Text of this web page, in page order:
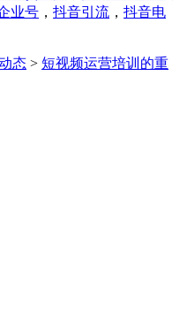
业号 ， 抖音引流 ， 抖音电
态 > 短视频运营培训的重